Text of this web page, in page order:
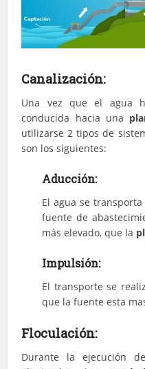
Canalización:
Una vez que el agua
conducida hacia una
utilizarse 2 tipos de
son los siguientes:
Aducción:
El agua se
fuente de
más elevado, que la
Impulsión:
El transporte se
que la fuente esta
Floculación:
Durante la ejecución